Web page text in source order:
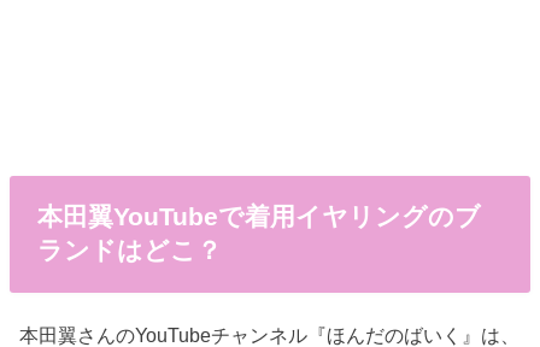
本田翼YouTubeで着用イヤリングのブ
ランドはどこ？
本田翼さんのYouTubeチャンネル『ほんだのばいく』は、